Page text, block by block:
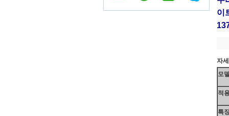
이
자
모
적
특징